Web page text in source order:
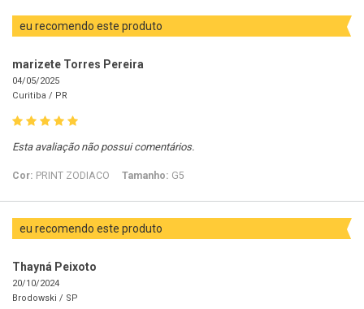
eu recomendo este produto
marizete Torres Pereira
04/05/2025
Curitiba / PR
Esta avaliação não possui comentários.
Cor: PRINT ZODIACO Tamanho: G5
eu recomendo este produto
Thayná Peixoto
20/10/2024
Brodowski / SP